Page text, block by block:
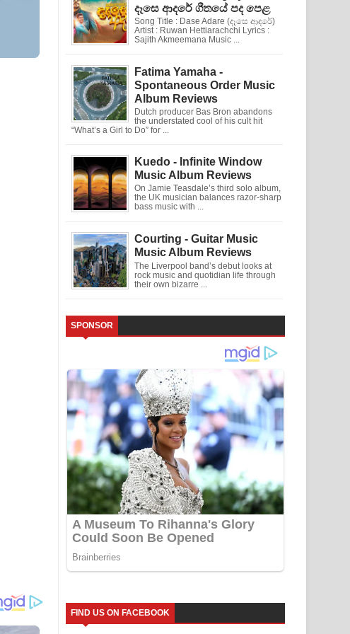
දෑසෙ ආදරේ ගීතයේ පද පෙළ
Song Title : Dase Adare (දෑසෙ ආදරේ)
Artist : Ruwan Hettiarachchi Lyrics :
Sajith Akmeemana Music ...
Fatima Yamaha -
Spontaneous Order Music
Album Reviews
Dutch producer Bas Bron abandons
the understated cool of his cult hit
“What’s a Girl to Do” for ...
Kuedo - Infinite Window
Music Album Reviews
On Jamie Teasdale’s third solo album,
the UK musician balances razor-sharp
bass music with ...
Courting - Guitar Music
Music Album Reviews
The Liverpool band’s debut looks at
rock music and quotidian life through
their own bizarre ...
SPONSOR
FIND US ON FACEBOOK